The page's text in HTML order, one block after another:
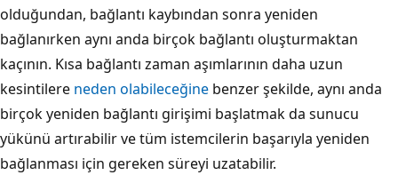
olduğundan, bağlantı kaybından sonra yeniden
bağlanırken aynı anda birçok bağlantı oluşturmaktan
kaçının. Kısa bağlantı zaman aşımlarının daha uzun
kesintilere neden olabileceğine benzer şekilde, aynı anda
birçok yeniden bağlantı girişimi başlatmak da sunucu
yükünü artırabilir ve tüm istemcilerin başarıyla yeniden
bağlanması için gereken süreyi uzatabilir.